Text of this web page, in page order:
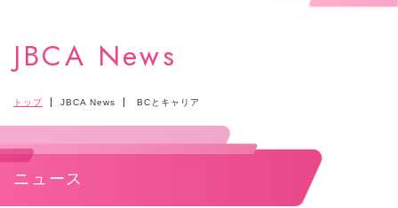
JBCA News
トップ JBCA News BCとキャリア
ニュース